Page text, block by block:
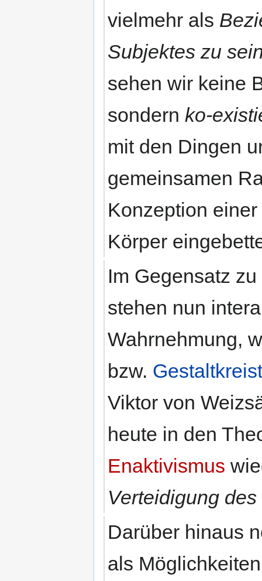
vielmehr als
Subjektes zu
sehen wir keine
sondern ko-
mit den Dingen
gemeinsamen
Konzeption
Körper
Im Gegensatz
stehen nun
Wahrnehmung,
bzw.
Viktor von
heute in den
Enaktivismus
Verteidigung
Darüber hinaus
als